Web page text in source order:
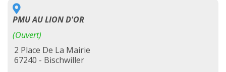
PMU AU LION D'OR
(Ouvert)
2 Place De La Mairie
67240 - Bischwiller